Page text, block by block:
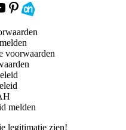
voorwaarden
melden
legitimatie zien!